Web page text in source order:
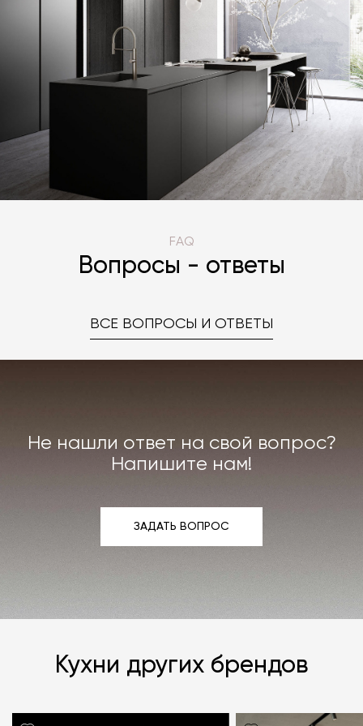
FAQ
Вопросы - ответы
ВСЕ ВОПРОСЫ И ОТВЕТЫ
Не нашли ответ на свой вопрос?
Напишите нам!
ЗАДАТЬ ВОПРОС
Кухни других брендов